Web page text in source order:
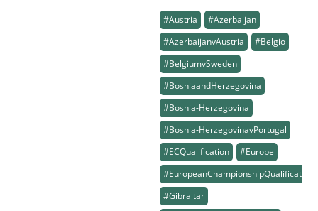
#Austria
#Azerbaijan
#AzerbaijanvAustria
#Belgio
#BelgiumvSweden
#BosniaandHerzegovina
#Bosnia-Herzegovina
#Bosnia-HerzegovinavPortugal
#ECQualification
#Europe
#EuropeanChampionshipQualification
#Gibraltar